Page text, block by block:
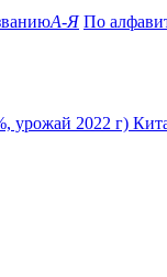
А-Я По
2022 г)